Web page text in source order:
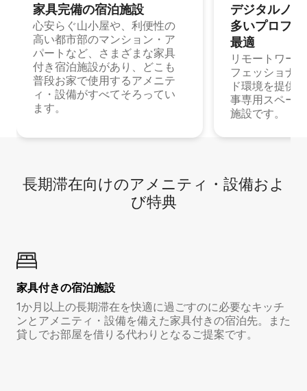
家具完備の宿⁠泊⁠施⁠設
心安らぐ山小屋や、利便性の
高い都市部のマンション・ア
パートなど、さまざまな家具
付き宿泊施設があり、どこも
普段お家で使用するアメニテ
ィ・設備がすべてそろってい
ます。
デジタルノ
多⁠いプ⁠ロ⁠フ⁠
最⁠適
リモートワー
フェッショナ
ド環境を提供
事専用スペー
施設です。
長期滞在向け⁠のア⁠メ⁠ニ⁠テ⁠ィ⁠・設⁠備⁠およ
び特⁠典
家具付き⁠の宿⁠泊⁠施⁠設
1か月以上の長期滞在を快適に過ごすのに必要なキッチ
ンとアメニティ・設備を備えた家具付きの宿泊先。また
貸しでお部屋を借りる代わりとなるご提案です。